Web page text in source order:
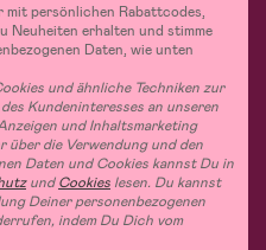
persönlichen Rabattcodes,
Neuheiten erhalten und stimme
Daten, wie unten
und ähnliche Techniken zur
Kundeninteresses an unseren
und Inhaltsmarketing
über die Verwendung und den
Daten und Cookies kannst Du in
undCookies lesen. Du kannst
Deiner personenbezogenen
indem Du Dich vom